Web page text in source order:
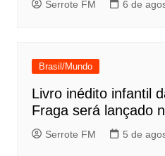
Serrote FM 6 de
Brasil/Mundo
Livro inédito infantil
Fraga será lançado
Serrote FM 5 de